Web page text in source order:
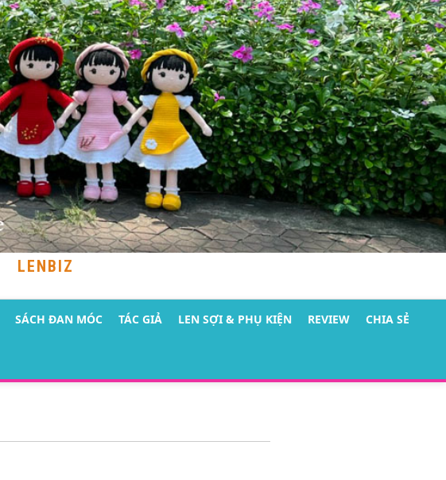
LENBIZ
SÁCH ĐAN MÓC TÁC GIẢ LEN SỢI & PHỤ KIỆN REVIEW CHIA SẺ